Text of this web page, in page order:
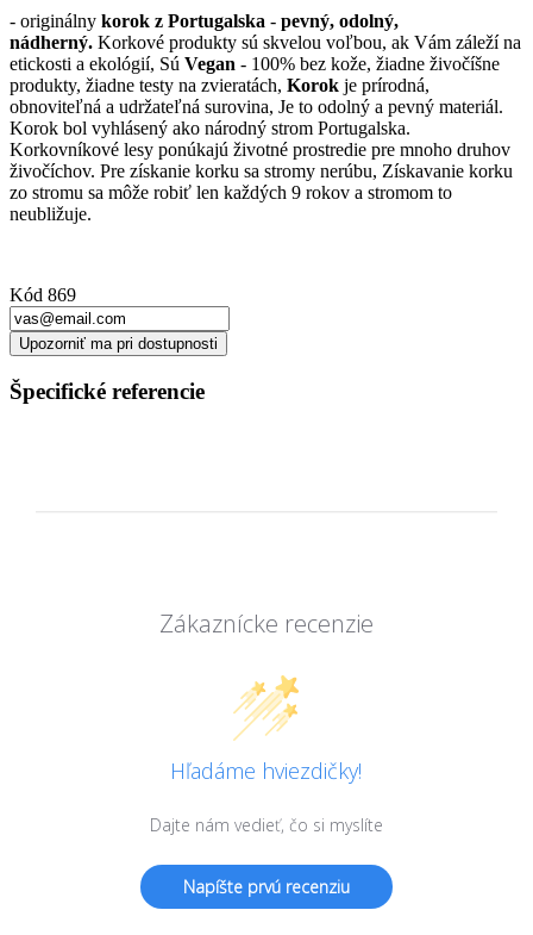
- originálny korok z Portugalska - pevný, odolný,
nádherný. Korkové produkty sú skvelou voľbou, ak Vám záleží na
etickosti a ekológií, Sú Vegan - 100% bez kože, žiadne živočíšne
produkty, žiadne testy na zvieratách, Korok je prírodná,
obnoviteľná a udržateľná surovina, Je to odolný a pevný materiál.
Korok bol vyhlásený ako národný strom Portugalska.
Korkovníkové lesy ponúkajú životné prostredie pre mnoho druhov
živočíchov. Pre získanie korku sa stromy nerúbu, Získavanie korku
zo stromu sa môže robiť len každých 9 rokov a stromom to
neubližuje.
Kód 869
Upozorniť ma pri dostupnosti
Špecifické referencie
Zákaznícke recenzie
Hľadáme hviezdičky!
Dajte nám vedieť, čo si myslíte
Napíšte prvú recenziu